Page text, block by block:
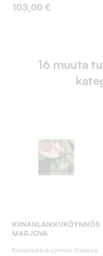
Hinta
103,00 €
16 muuta
KIINANLAIKKUKÖYNNÖS
MARJOVA
Kiinanlaikkuköynnös marjova